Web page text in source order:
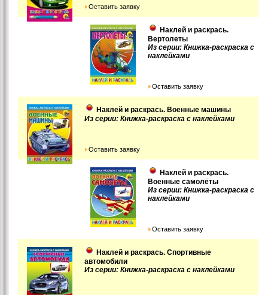
Оставить заявку
Наклей и раскрась.
Вертолеты
Из серии: Книжка-раскраска с
наклейками
Оставить заявку
Наклей и раскрась. Военные машины
Из серии: Книжка-раскраска с наклейками
Оставить заявку
Наклей и раскрась.
Военные самолёты
Из серии: Книжка-раскраска с
наклейками
Оставить заявку
Наклей и раскрась. Спортивные
автомобили
Из серии: Книжка-раскраска с наклейками